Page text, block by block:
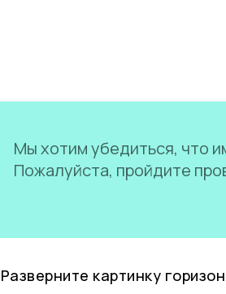
Мы хотим убедиться, что
Пожалуйста, пройдите
Разверните картинку